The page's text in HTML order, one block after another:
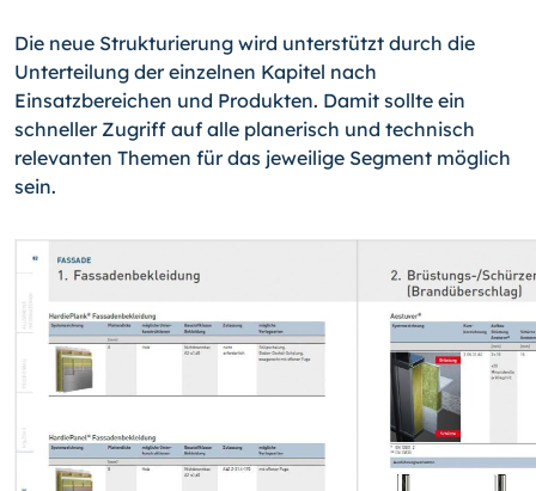
Die neue Strukturierung wird unterstützt durch die
Unterteilung der einzelnen Kapitel nach
Einsatzbereichen und Produkten. Damit sollte ein
schneller Zugriff auf alle planerisch und technisch
relevanten Themen für das jeweilige Segment möglich
sein.